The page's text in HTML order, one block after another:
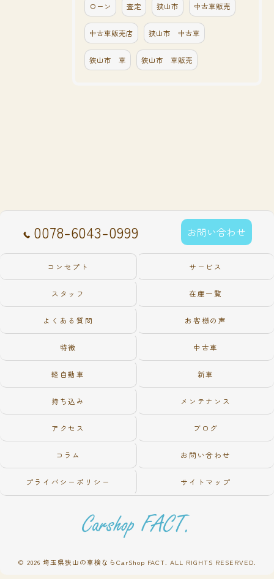
ローン 査定 狭山市 中古車販売
中古車販売店 狭山市 中古車
狭山市 車 狭山市 車販売
0078-6043-0999 お問い合わせ
コンセプト サービス
スタッフ 在庫一覧
よくある質問 お客様の声
特徴 中古車
軽自動車 新車
持ち込み メンテナンス
アクセス ブログ
コラム お問い合わせ
プライバシーポリシー サイトマップ
© 2026 埼玉県狭山の車検ならCarShop FACT. ALL RIGHTS RESERVED.